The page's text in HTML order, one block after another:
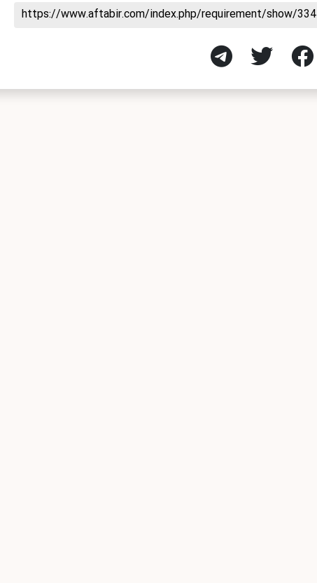
https://www.aftabir.com/index.php/requirement/show/334